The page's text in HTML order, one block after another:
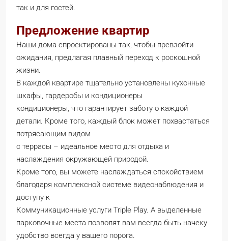
так и для гостей.
Предложение квартир
Наши дома спроектированы так, чтобы превзойти
ожидания, предлагая плавный переход к роскошной
жизни.
В каждой квартире тщательно установлены кухонные
шкафы, гардеробы и кондиционеры
кондиционеры, что гарантирует заботу о каждой
детали. Кроме того, каждый блок может похвастаться
потрясающим видом
с террасы – идеальное место для отдыха и
наслаждения окружающей природой.
Кроме того, вы можете наслаждаться спокойствием
благодаря комплексной системе видеонаблюдения и
доступу к
Коммуникационные услуги Triple Play. А выделенные
парковочные места позволят вам всегда быть начеку
удобство всегда у вашего порога.